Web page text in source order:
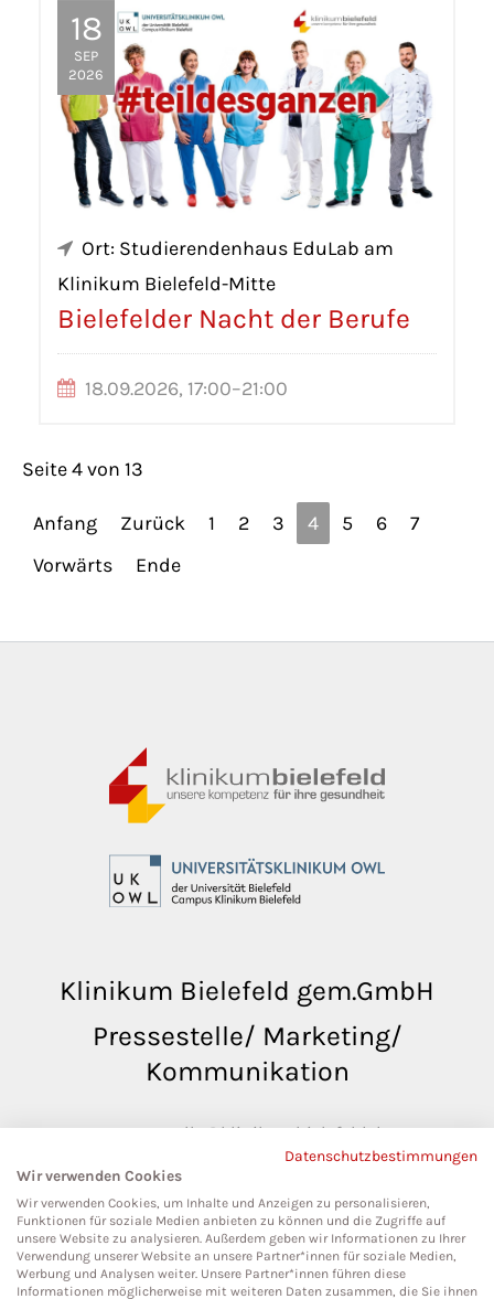
18
SEP
2026
Ort: Studierendenhaus EduLab am
Klinikum Bielefeld-Mitte
Bielefelder Nacht der Berufe
18.09.2026, 17:00–21:00
Seite 4 von 13
Anfang Zurück 1 2 3 4 5 6
7
Vorwärts
Ende
Klinikum Bielefeld gem.GmbH
Pressestelle/ Marketing/
Kommunikation
pressestelle@klinikumbielefeld.de
Teutoburger Str. 50
33604 Bielefeld
Datenschutzbestimmungen
Wir verwenden Cookies
Wir verwenden Cookies, um Inhalte und Anzeigen zu personalisieren,
Funktionen für soziale Medien anbieten zu können und die Zugriffe auf
unsere Website zu analysieren. Außerdem geben wir Informationen zu Ihrer
Verwendung unserer Website an unsere Partner*innen für soziale Medien,
Werbung und Analysen weiter. Unsere Partner*innen führen diese
Informationen möglicherweise mit weiteren Daten zusammen, die Sie ihnen